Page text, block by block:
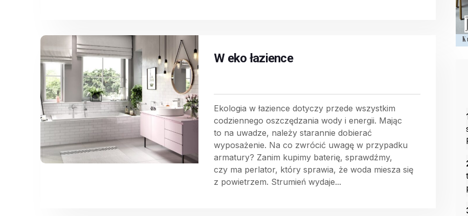
W eko łazience
Ekologia w łazience dotyczy przede wszystkim
codziennego oszczędzania wody i energii. Mając
to na uwadze, należy starannie dobierać
wyposażenie. Na co zwrócić uwagę w przypadku
armatury? Zanim kupimy baterię, sprawdźmy,
czy ma perlator, który sprawia, że woda miesza się
z powietrzem. Strumień wydaje...